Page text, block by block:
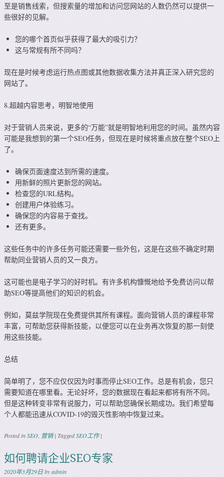
至是销售线索，但搜索量的增加和访问您网站的人数仍然可以提供一
些很好的见解。
您的哪个首页似乎获得了最大的吸引力？
这与常规有所不同吗？
现在是时候考虑运行热点图或其他数据收集方法并真正深入研究您的
网站了。
8.超越内容思考，明智地使用
对于营销人员来说，更多的“万能”就是明智地利用您的时间。虽然内容
可能是我想到的第一个SEO任务，但现在是时候将重点放在整个SEO上
了。
确保页面速度达到所需的速度。
用新鲜的照片更新您的网站。
检查您的URL结构。
创建用户体验练习。
确保您的内容易于查找。
还有更多。
这些任务中的许多任务可能还需要一些外包，这是在这些不确定时期
帮助同业营销人员的又一良方。
这可能也是电子学习的好时机。有许多机构慷慨地给予免费访问以帮
助SEO等提高他们的知识的机会。
例如，莫兹学院现在免费提供其所有课程。面向营销人员的课程非常
丰富，可帮助您获得新技能，以便您可以在业务再次恢复的那一刻使
用这些技能。
总结
简单明了，您不应仅仅因为时事而停止SEO工作。总是有机会，您只
需要知道在哪里看。无论好坏，您的数据现在看起来都将有所不同。
但是这种转变非常有说服力，可以帮助您确保长期成功。我们希望每
个人都能迅速从COVID-19的毁灭性影响中恢复过来。
Posted inSEO 营销 | TaggedSEO工作 |
如何聘请企业SEO专家
2020年3月29日byadmin